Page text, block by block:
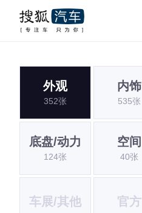
外观
352张
内饰
535张
底盘/动力
124张
空间
40张
车展/其他 官方